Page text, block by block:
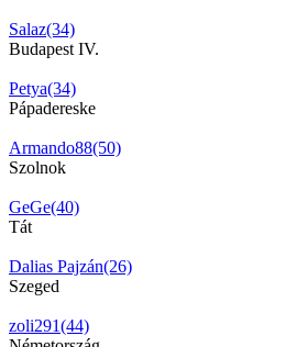
Salaz(34)
Budapest IV.
Petya(34)
Pápadereske
Armando88(50)
Szolnok
GeGe(40)
Tát
Dalias Pajzán(26)
Szeged
zoli291(44)